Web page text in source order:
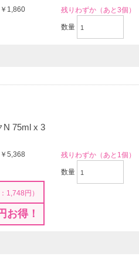
1,860 残りわずか（あと3個）
数量
N 75ml x 3
5,368
1,748円）
お得！
残りわずか（あと1個）
数量